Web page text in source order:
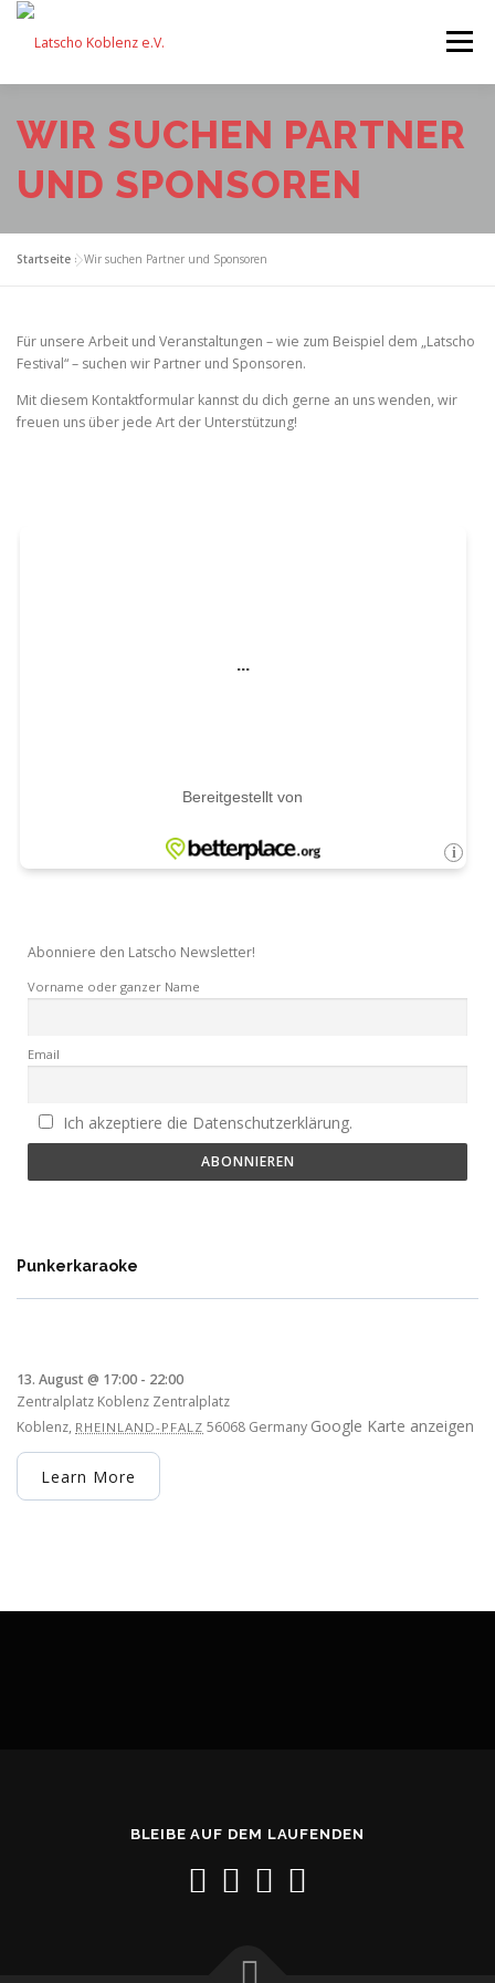
Zum
springen
Menü
STARTSEITE FÖRDERUNG
WIR SUCHEN PARTNER
UND SPONSOREN
Startseite »Wir suchen Partner und Sponsoren
Für unsere Arbeit und Veranstaltungen – wie zum Beispiel dem „Latscho
Festival“ – suchen wir Partner und Sponsoren.
Mit diesem Kontaktformular kannst du dich gerne an uns wenden, wir
freuen uns über jede Art der Unterstützung!
Abonniere den Latscho Newsletter!
Vorname oder ganzer Name
Email
Ich akzeptiere die Datenschutzerklärung.
Punkerkaraoke
13. August @ 17:00 - 22:00
Zentralplatz Koblenz Zentralplatz
Koblenz, RHEINLAND-PFALZ 56068 Germany Google Karte anzeigen
Learn More
BLEIBE AUF DEM LAUFENDEN